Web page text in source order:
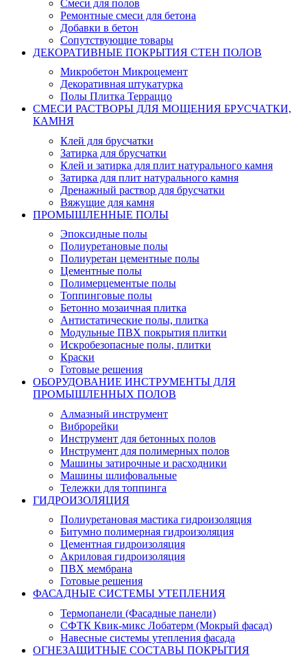
Смеси для полов
Ремонтные смеси для бетона
Добавки в бетон
Сопутствующие товары
ДЕКОРАТИВНЫЕ ПОКРЫТИЯ СТЕН ПОЛОВ
Микробетон Микроцемент
Декоративная штукатурка
Полы Плитка Терраццо
СМЕСИ РАСТВОРЫ ДЛЯ МОЩЕНИЯ БРУСЧАТКИ,
КАМНЯ
Клей для брусчатки
Затирка для брусчатки
Клей и затирка для плит натурального камня
Затирка для плит натурального камня
Дренажный раствор для брусчатки
Вяжущие для камня
ПРОМЫШЛЕННЫЕ ПОЛЫ
Эпоксидные полы
Полиуретановые полы
Полиуретан цементные полы
Цементные полы
Полимерцементые полы
Топпинговые полы
Бетонно мозаичная плитка
Антистатические полы, плитка
Модульные ПВХ покрытия плитки
Искробезопасные полы, плитки
Краски
Готовые решения
ОБОРУДОВАНИЕ ИНСТРУМЕНТЫ ДЛЯ
ПРОМЫШЛЕННЫХ ПОЛОВ
Алмазный инструмент
Виброрейки
Инструмент для бетонных полов
Инструмент для полимерных полов
Машины затирочные и расходники
Машины шлифовальные
Тележки для топпинга
ГИДРОИЗОЛЯЦИЯ
Полиуретановая мастика гидроизоляция
Битумно полимерная гидроизоляция
Цементная гидроизоляция
Акриловая гидроизоляция
ПВХ мембрана
Готовые решения
ФАСАДНЫЕ СИСТЕМЫ УТЕПЛЕНИЯ
Термопанели (Фасадные панели)
СФТК Квик-микс Лобатерм (Мокрый фасад)
Навесные системы утепления фасада
ОГНЕЗАЩИТНЫЕ СОСТАВЫ ПОКРЫТИЯ